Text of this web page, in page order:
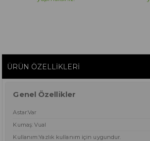
ÜRÜN ÖZELLIKLERI
Genel Özellikler
Astar:Var
Kumaş: Vual
Kullanım:Yazlık kullanım için uygundur.